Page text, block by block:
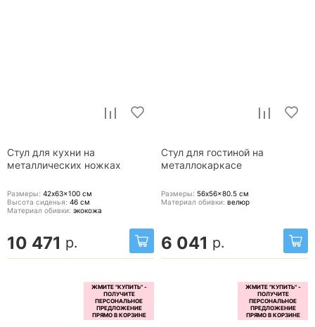
Стул для кухни на
металлических ножках
Размеры: 42x63x100 см
Высота сиденья: 46 см
Материал обивки: экокожа
10 471 р.
Стул для гостиной на
металлокаркасе
Размеры: 56x56x80.5 см
Материал обивки: велюр
6 041 р.